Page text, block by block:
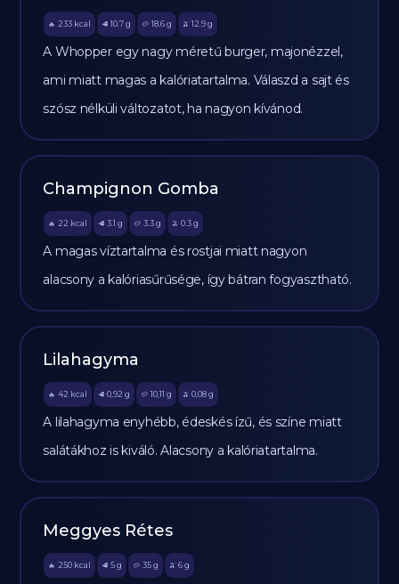
🔥 233 kcal 🥩 10.7 g 🥔 18.6g 🫒 12.9 g
A Whopper egy nagy méretű burger, majonézzel,
ami miatt magas a kalóriatartalma. Válaszd a sajt és
szósz nélküli változatot, ha nagyon kívánod.
Champignon Gomba
🔥 22 kcal 🥩 3.1 g 🥔 3.3g 🫒 0.3 g
A magas víztartalma és rostjai miatt nagyon
alacsony a kalóriasűrűsége, így bátran fogyasztható.
Lilahagyma
🔥 42 kcal 🥩 0,92 g 🥔 10,11 g 🫒 0,08 g
A lilahagyma enyhébb, édeskés ízű, és színe miatt
salátákhoz is kiváló. Alacsony a kalóriatartalma.
Meggyes Rétes
🔥 250 kcal 🥩 5 g 🥔 35g 🫒 6 g